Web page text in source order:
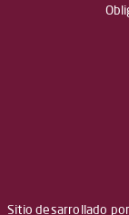
Sitio desarrollado